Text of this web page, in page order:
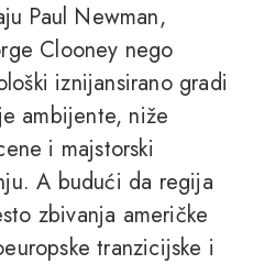
Paul Newman,
Clooney nego
iznijansirano gradi
ambijente, niže
i majstorski
A budući da regija
zbivanja američke
tranzicijske i